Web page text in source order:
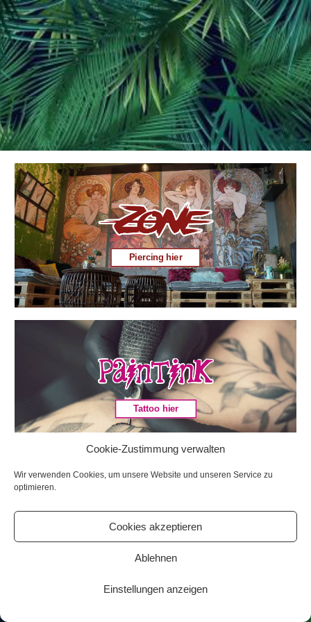
Cookie-Zustimmung verwalten
Wir verwenden Cookies, um unsere Website und unseren Service zu
optimieren.
Cookies akzeptieren
Ablehnen
Einstellungen anzeigen
Piercing hier
Tattoo hier